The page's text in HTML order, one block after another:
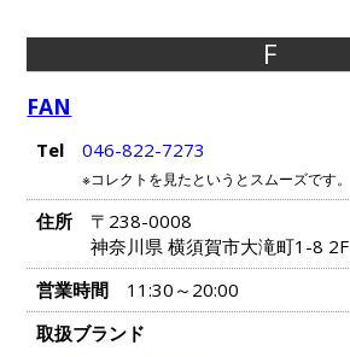
F
FAN
Tel 046-822-7273
※コレクトを見たというとスムーズです。
住所
〒238-0008
神奈川県 横須賀市大滝町1-8 2F
営業時間
11:30～20:00
取扱ブランド